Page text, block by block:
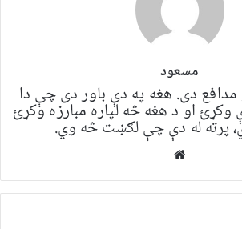
مسعود
دی. هغه په ​​​​دې باور دی چې دا
او د هغه څه لپاره مبارزه وکړئ
پرته له دې چې لګښت څه وي.